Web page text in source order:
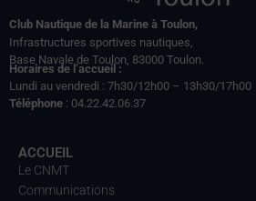
Club Nautique de la Marine à Toulon,
Infrastructures sportives nautiques,
Base Navale de Toulon, 83000 Toulon.
Horaires de l’accueil :
Lundi au vendredi : 7h30/12h00 – 13h30/17h00
Téléphone : 04.22.42.06.37
ACCUEIL
Le CNMT
Communications